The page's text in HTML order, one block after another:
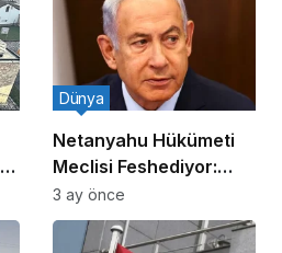
Netanyahu Hükümeti
Meclisi Feshediyor:
Erken Seçim!
Dünya
3 ay önce